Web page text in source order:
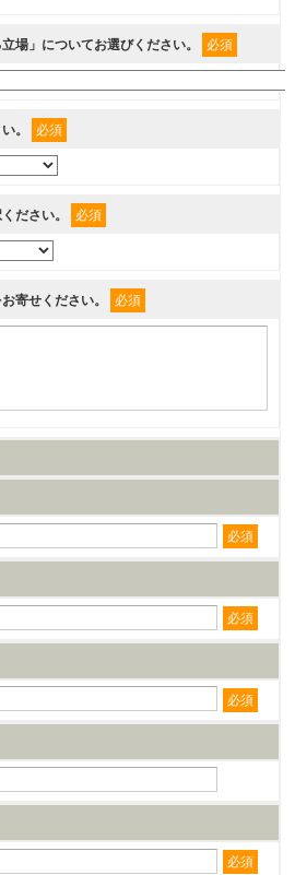
場」についてお選びください。 必須
。 必須
ださい。 必須
寄せください。 必須
必須
必須
必須
必須